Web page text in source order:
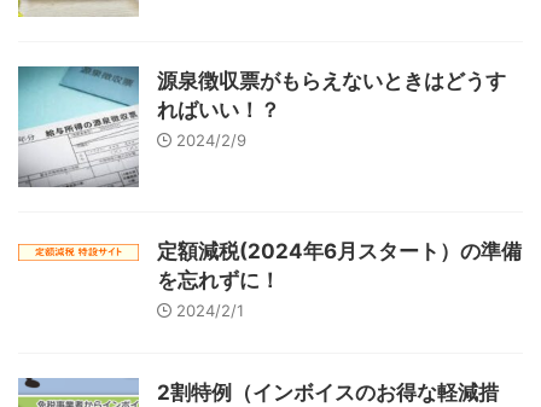
源泉徴収票がもらえないときはどうす
ればいい！？
2024/2/9
定額減税(2024年6月スタート）の準備
を忘れずに！
2024/2/1
2割特例（インボイスのお得な軽減措